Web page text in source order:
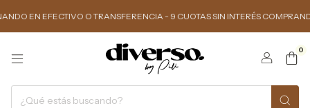
EFECTIVO O TRANSFERENCIA - 9 CUOTAS SIN INTERÉS COMPRANDO
0